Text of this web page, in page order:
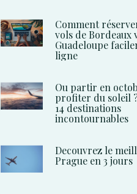
Comment
vols de Bordeaux
Guadeloupe
ligne
Ou partir en
profiter du soleil
14 destinations
incontournables
Decouvrez le
Prague en 3 jours